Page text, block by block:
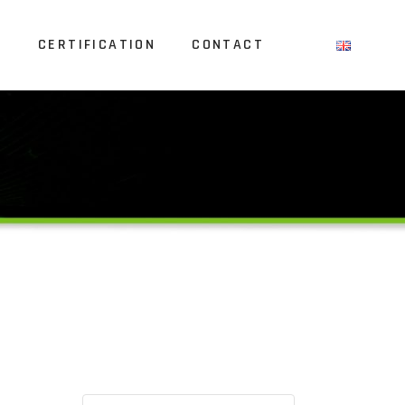
CERTIFICATION CONTACT